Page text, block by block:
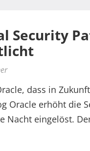
Security
dass in
Oracle erhöht die
Nacht eingelöst.